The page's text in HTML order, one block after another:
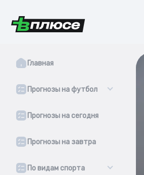
Главная
Прогнозы на футбол
Прогнозы на сегодня
Прогнозы на завтра
По видам спорта